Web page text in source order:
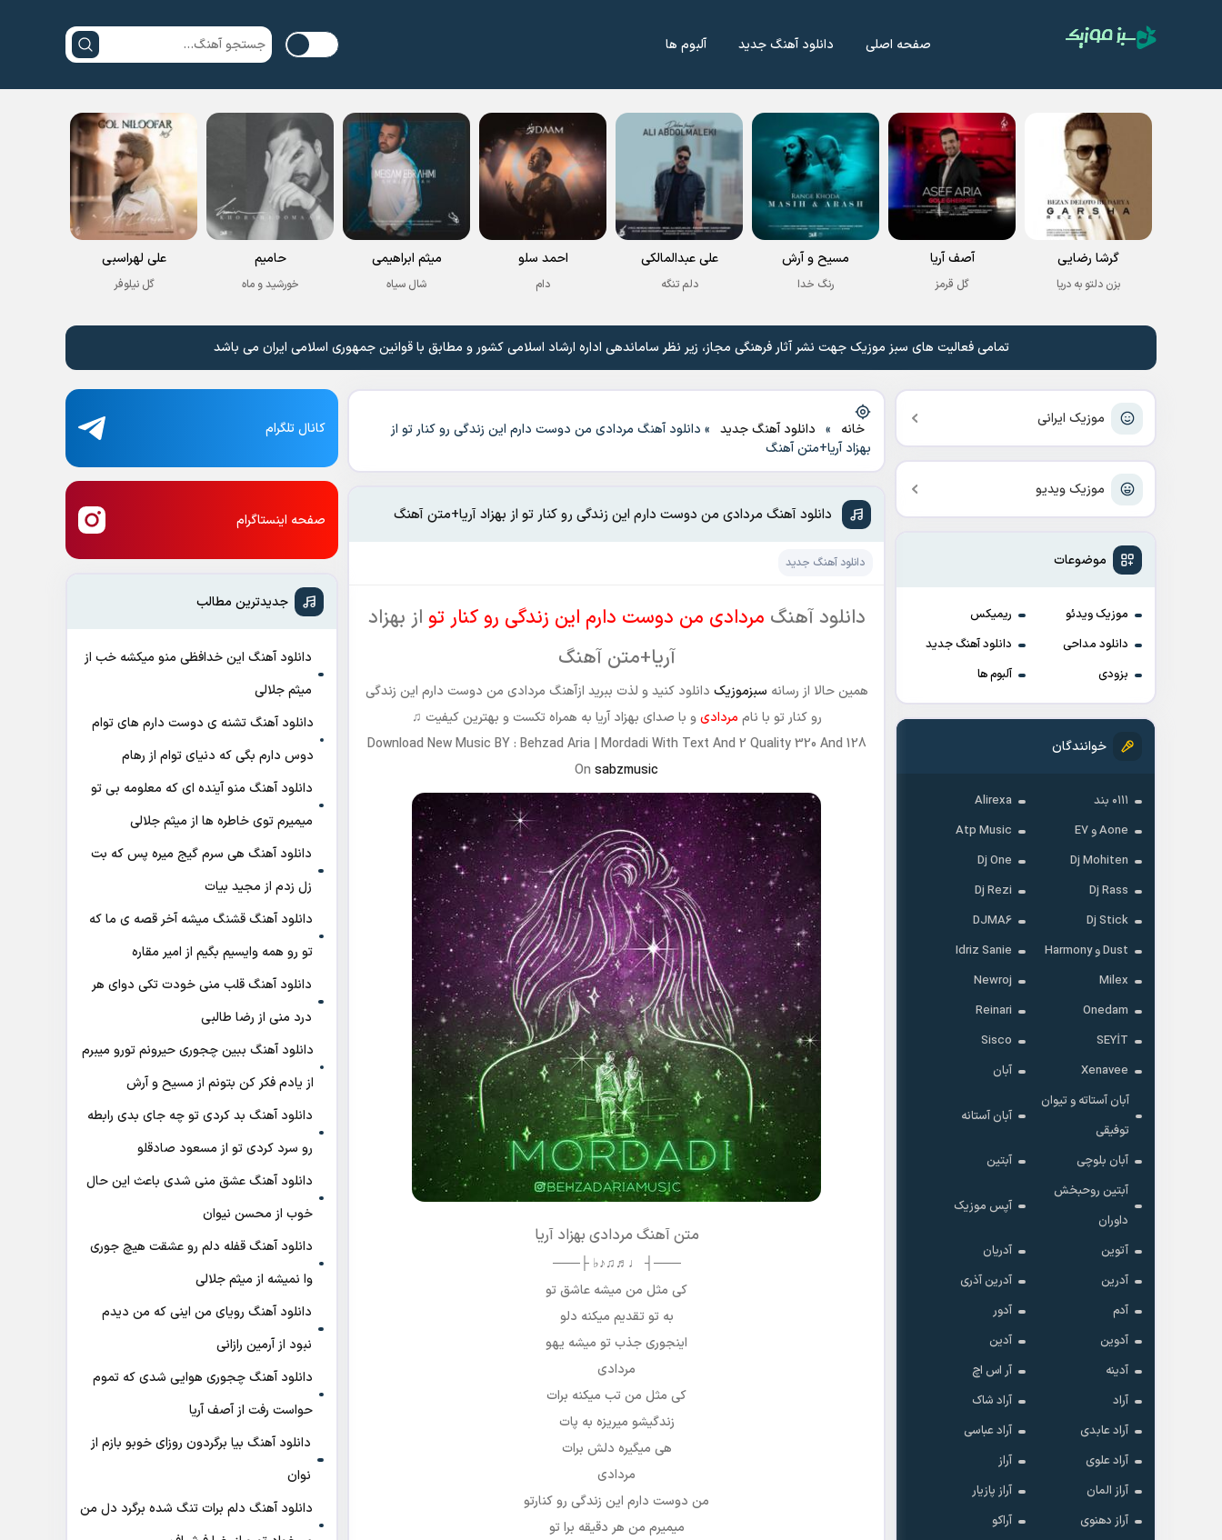
صفحه اصلی دانلود آهنگ جدید آلبوم ها
گرشا رضایی
بزن دلتو به دریا
آصف آریا
گل قرمز
مسیح و آرش
رنگ خدا
علی عبدالمالکی
دلم تنگه
احمد سلو
دام
میثم ابراهیمی
شال سیاه
حامیم
خورشید و ماه
علی لهراسبی
گل نیلوفر
تمامی فعالیت های سبز موزیک جهت نشر آثار فرهنگی مجاز، زیر نظر ساماندهی اداره ارشاد اسلامی کشور و مطابق با قوانین جمهوری اسلامی ایران می باشد
موزیک ایرانی
موزیک ویدیو
موضوعات
موزیک ویدئو
ریمیکس
دانلود مداحی
دانلود آهنگ جدید
بزودی
آلبوم ها
خوانندگان
۰۱۱۱ بند
Alirexa
Aone و E7
Atp Music
Dj Mohiten
Dj One
Dj Rass
Dj Rezi
Dj Stick
DJMA6
Dust و Harmony
Idriz Sanie
Milex
Newroj
Onedam
Reinari
SEYİT
Sisco
Xenavee
آبان
آبان آستاته و تیوان
توفیقی
آبان آستانه
آبان بلوچی
آبتین
آبتین روحبخش
داوران
آپس موزیک
آتوین
آدریان
آدرین
آدرین آذری
آدم
آدور
آدوین
آدین
آدینه
آر اس اچ
آراد
آراد شاک
آراد عابدی
آراد عباسی
آراد علوی
آراز
آراز المان
آراز پازیار
آراز دهنوی
آراکو
خانه » دانلود آهنگ جدید » دانلود آهنگ مردادی من دوست دارم این زندگی رو کنار تو از
بهزاد آریا+متن آهنگ
دانلود آهنگ مردادی من دوست دارم این زندگی رو کنار تو از بهزاد آریا+متن آهنگ
دانلود آهنگ جدید
دانلود آهنگ مردادی من دوست دارم این زندگی رو کنار تو از بهزاد
آریا+متن آهنگ
همین حالا از رسانه سبزموزیک دانلود کنید و لذت ببرید ازآهنگ مردادی من دوست دارم این زندگی
رو کنار تو با نام مردادیو با صدای بهزاد آریا به همراه تکست و بهترین کیفیت ♫
Download New Music BY : Behzad Aria | Mordadi With Text And 2 Quality 320 And 128
On sabzmusic
متن آهنگ مردادی بهزاد آریا
───┤ ♩♬♫♪♭ ├───
کی مثل من میشه عاشق تو
به تو تقدیم میکنه دلو
اینجوری جذب تو میشه یهو
مردادی
کی مثل من تب میکنه برات
زندگیشو میریزه به پات
هی میگیره دلش برات
مردادی
من دوست دارم این زندگی رو کنارتو
میمیرم من هر دقیقه برا تو
کانال تلگرام
صفحه اینستاگرام
جدیدترین مطالب
دانلود آهنگ این خدافظی منو میکشه خب از
میثم جلالی
دانلود آهنگ تشنه ی دوست دارم های توام
دوس دارم بگی که دنیای توام از رهام
دانلود آهنگ منو آینده ای که معلومه بی تو
میمیرم توی خاطره ها از میثم جلالی
دانلود آهنگ هی سرم گیج میره‌ پس که بت
زل زدم از مجید بیات
دانلود آهنگ ﻗﺸﻨﮓ ﻣﻴﺸﻪ آﺧﺮ ﻗﺼﻪ ی ﻣﺎ ﻛﻪ
ﺗﻮ رو ﻫﻤﻪ واﻳﺴﻴﻢ ﺑﮕﻴﻢ از امیر مقاره
دانلود آهنگ قلب منی خودت تکی دوای هر
درد منی از رضا طالبی
دانلود آهنگ ببین چجوری حیرونم تورو میبرم
از یادم فکر کن بتونم از مسیح و آرش
دانلود آهنگ بد کردی تو چه جای بدی رابطه
رو سرد کردی تو از مسعود صادقلو
دانلود آهنگ عشق منی شدی باعث این حال
خوب از محسن نیوان
دانلود آهنگ قفله دلم رو عشقت هیچ جوری
وا نمیشه از میثم جلالی
دانلود آهنگ رویای من اینی که من دیدم
نبود از آرمین رازانی
دانلود آهنگ ﭼﺠﻮری ﻫﻮاﻳﻰ ﺷﺪی ﻛﻪ ﺗﻤﻮم
ﺣﻮاﺳﺖ رﻓﺖ از آصف آریا
دانلود آهنگ بیا برگردون روزای خوبو بازم از
نوان
دانلود آهنگ دلم برات تنگ شده برگرد دل من